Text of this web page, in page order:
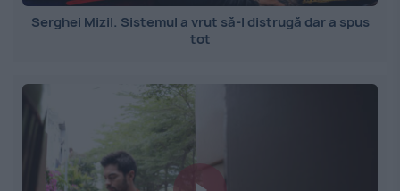
Serghei Mizil. Sistemul a vrut să-l distrugă dar a spus
tot